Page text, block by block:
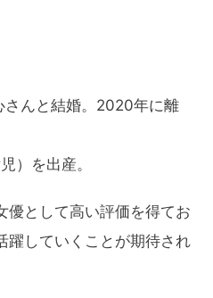
んと結婚。2020年に離
）を出産。
優として高い評価を得てお
躍していくことが期待され